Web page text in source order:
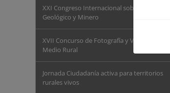
XXI Congreso Internacional sobre Patrimonio
Geológico y Minero
XVII Concurso de Fotografía y Vídeo del
Medio Rural
Jornada Ciudadanía activa para territorios
rurales vivos